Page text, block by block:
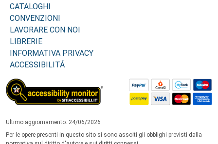
CATALOGHI
CONVENZIONI
LAVORARE CON NOI
LIBRERIE
INFORMATIVA PRIVACY
ACCESSIBILITÁ
Ultimo aggiornamento: 24/06/2026
Per le opere presenti in questo sito si sono assolti gli obblighi previsti dalla